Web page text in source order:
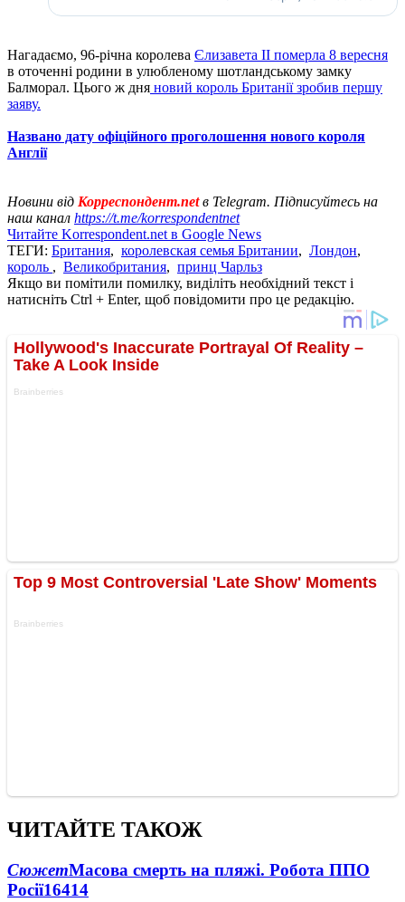
Нагадаємо, 96-річна королева Єлизавета II померла 8 вересня
в оточенні родини в улюбленому шотландському замку
Балморал. Цього ж дня новий король Британії зробив першу
заяву.
Названо дату офіційного проголошення нового короля
Англії
Новини від Корреспондент.netв Telegram. Підписуйтесь на
наш канал https://t.me/korrespondentnet
Читайте Korrespondent.net в Google News
ТЕГИ: Британия, королевская семья Британии, Лондон,
король , Великобритания, принц Чарльз
Якщо ви помітили помилку, виділіть необхідний текст і
натисніть Ctrl + Enter, щоб повідомити про це редакцію.
ЧИТАЙТЕ ТАКОЖ
СюжетМасова смерть на пляжі. Робота ППО
Росії16414